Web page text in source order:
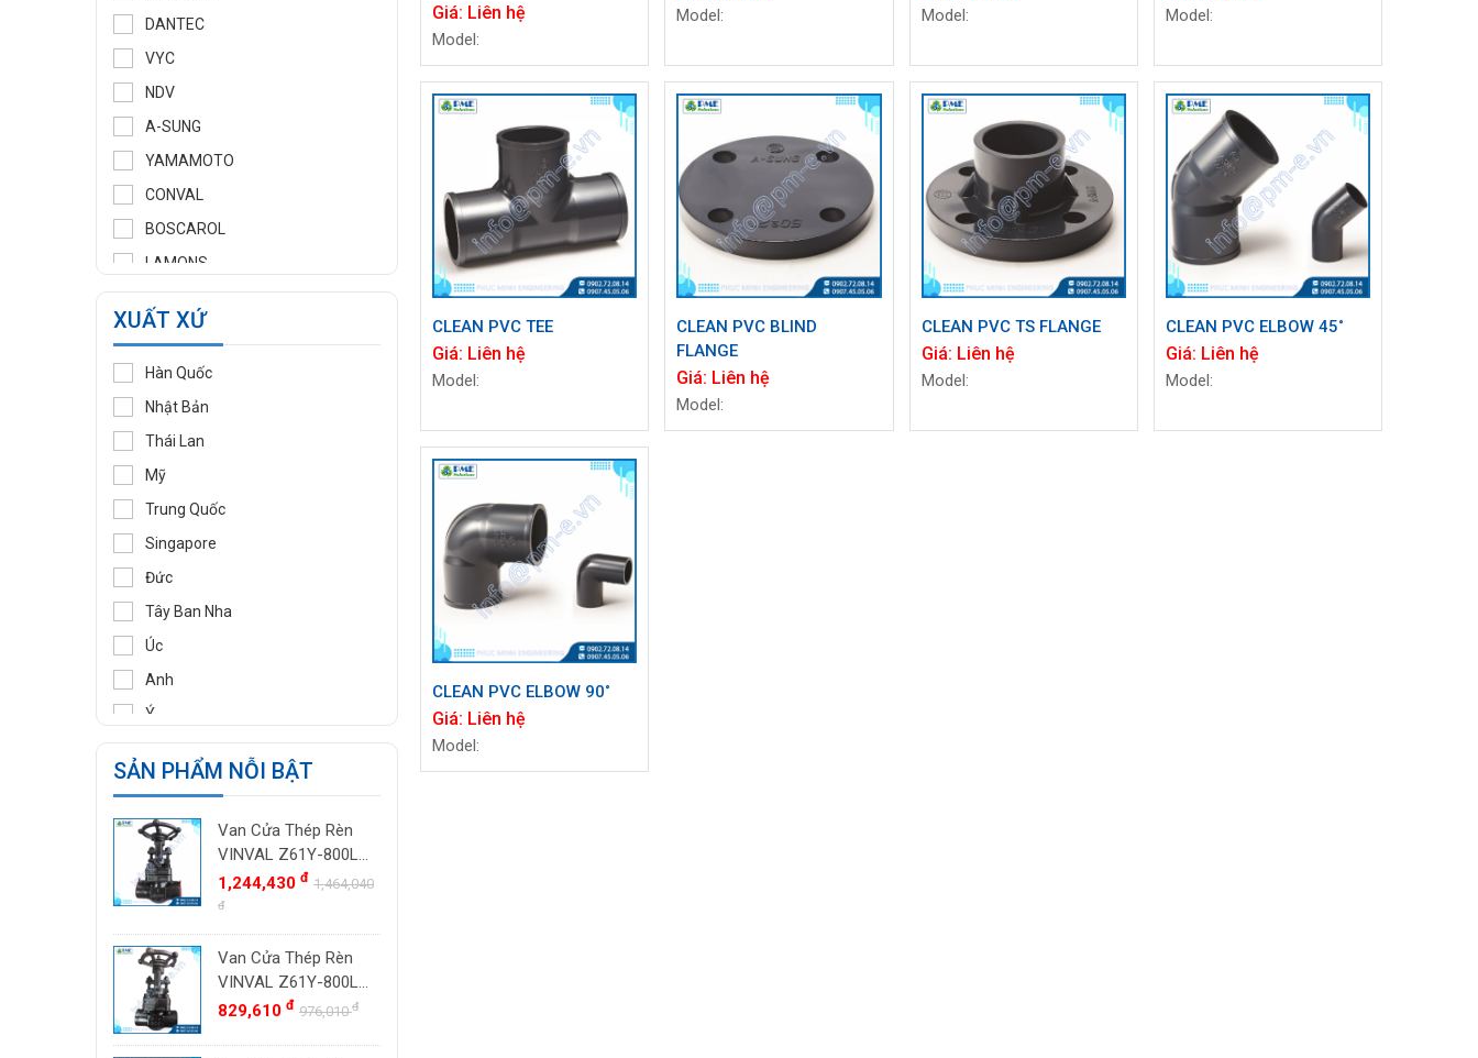
Giá: Liên hệ
Model:
Model: Model: Model:
CLEAN PVC TEE
Giá: Liên hệ
Model:
CLEAN PVC BLIND
FLANGE
Giá: Liên hệ
Model:
CLEAN PVC TS FLANGE
Giá: Liên hệ
Model:
CLEAN PVC ELBOW 45˚
Giá: Liên hệ
Model:
CLEAN PVC ELBOW 90˚
Giá: Liên hệ
Model:
DANTEC
VYC
NDV
A-SUNG
YAMAMOTO
CONVAL
BOSCAROL
LAMONS
MANNTEK
KLINGER
WOOJU GASPACK
DIDTEK
RITAG
GASSO
SAMYANG
TOZEN
PEKOS
VINVAL
AZBIL
BROADY
OCV
SIRCA
BESA
BAODI
TLV
ZENNER
DOUGLAS
LESER
VENN
YOSHITAKE
XUẤT XỨ
Hàn Quốc
Nhật Bản
Thái Lan
Mỹ
Trung Quốc
Singapore
Đức
Tây Ban Nha
Úc
Anh
Ý
Pháp
Ấn Độ
Indonesia
Malaysia
Đài Loan
Thụy Sĩ
Ba Lan
SẢN PHẨM NỖI BẬT
Van Cửa Thép Rèn
VINVAL Z61Y-800LB
DN25 (1") | Class
800#, Socket Weld
1,244,430 đ 1,464,040
đ
Van Cửa Thép Rèn
VINVAL Z61Y-800LB
DN20 (3/4") | Class
829,610 đ 976,010đ